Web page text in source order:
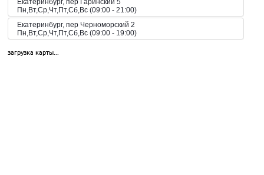
Екатеринбург, пер Гаринский 5
Пн,Вт,Ср,Чт,Пт,Сб,Вс (09:00 - 21:00)
Екатеринбург, пер Черноморский 2
Пн,Вт,Ср,Чт,Пт,Сб,Вс (09:00 - 19:00)
Пн-Вс 10:00-20:00
загрузка карты...